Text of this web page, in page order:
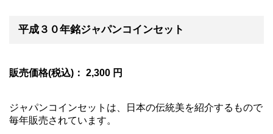
平成３０年銘ジャパンコインセット
販売価格(税込)： 2,300 円
ジャパンコインセットは、日本の伝統美を紹介するもので
毎年販売されています。